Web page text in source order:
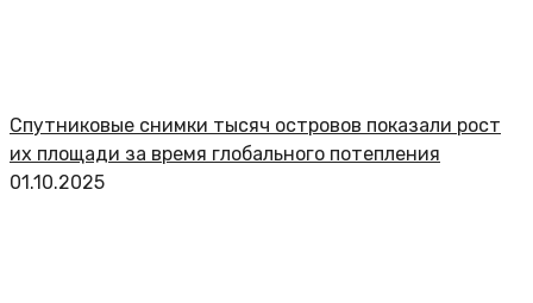
Спутниковые снимки тысяч островов показали рост
их площади за время глобального потепления
01.10.2025